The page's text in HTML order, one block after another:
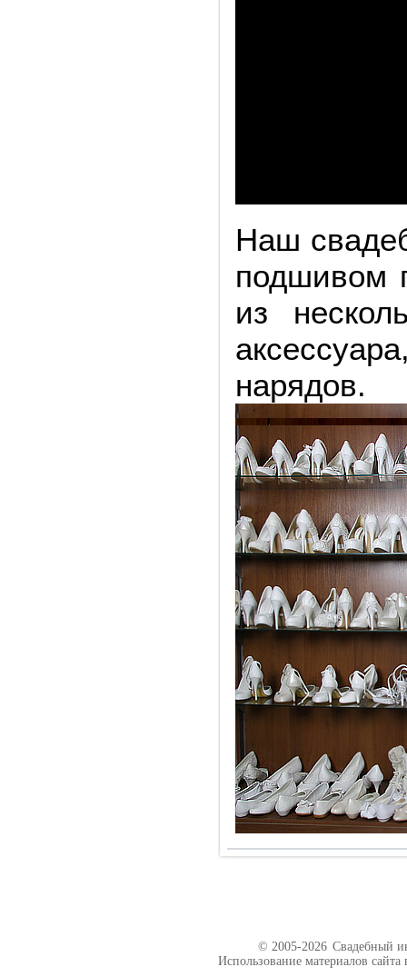
Наш
подшивом
из
нарядов.
© 2005-2026 Свадебный
Использование материалов